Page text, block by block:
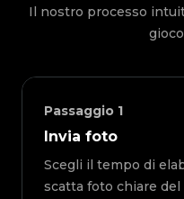
Il nostro processo
Passaggio 1
Invia foto
Scegli il tempo di
scatta foto chiare